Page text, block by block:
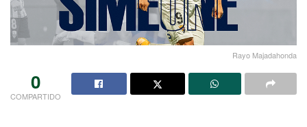
Rayo Majadahonda
0
COMPARTIDO